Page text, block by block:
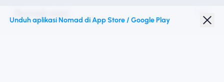
Unduh aplikasi Nomad di App Store / Google Play